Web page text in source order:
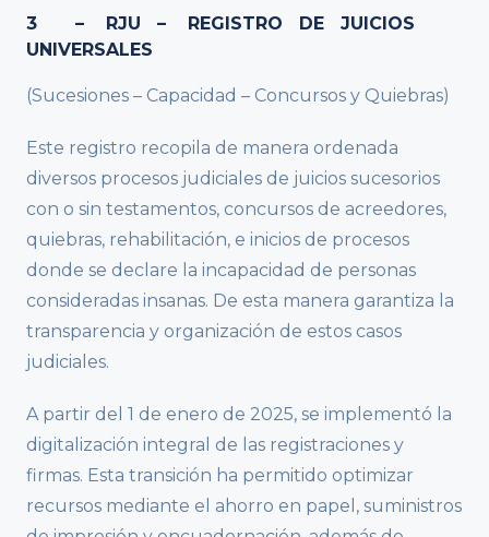
3 – RJU – REGISTRO DE JUICIOS
UNIVERSALES
(Sucesiones – Capacidad – Concursos y Quiebras)
Este registro recopila de manera ordenada
diversos procesos judiciales de juicios sucesorios
con o sin testamentos, concursos de acreedores,
quiebras, rehabilitación, e inicios de procesos
donde se declare la incapacidad de personas
consideradas insanas. De esta manera garantiza la
transparencia y organización de estos casos
judiciales.
A partir del 1 de enero de 2025, se implementó la
digitalización integral de las registraciones y
firmas. Esta transición ha permitido optimizar
recursos mediante el ahorro en papel, suministros